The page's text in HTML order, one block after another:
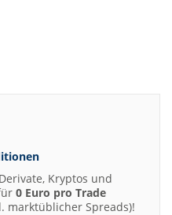
Kryptos und
0 Euro pro Trade
marktüblicher Spreads)!